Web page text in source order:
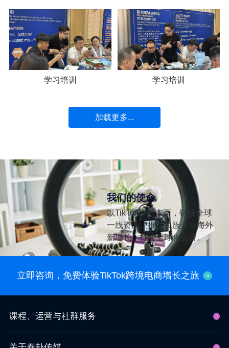
学习培训 学习培训
加载更多...
我们的使命
以TikTok为基本面，链接全球
一线资源，推动民族企业海外
新增长，打造全球化品牌。
立即咨询，免费体验TikTok跨境电商增长之旅
课程、运营与社群服务